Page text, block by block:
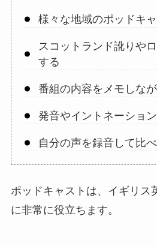
様々な地域のポッドキ
スコットランド訛りや
する
番組の内容をメモしなが
発音やイントネーショ
自分の声を録音して比
ポッドキャストは、イギリス
に非常に役立ちます。